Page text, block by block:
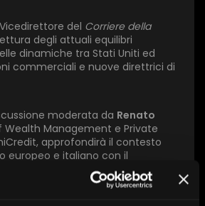
del Corriere della
degli attuali equilibri
dinamiche tra Stati Uniti ed
commerciali e nuove direttrici di
moderata da Renato
Wealth Management e Private
approfondirà il contesto
europeo e italiano con il
5 stars
4 stars
3 stars
2 stars
1 star
Invia